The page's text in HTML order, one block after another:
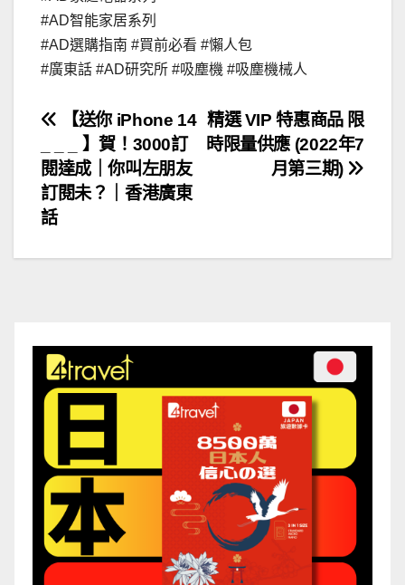
#AD智能家居系列
#AD選購指南 #買前必看 #懶人包
#廣東話 #AD研究所 #吸塵機 #吸塵機械人
文
章
導
精選 VIP 特惠商品 限
時限量供應 (2022年7
月第三期)
【送你 iPhone 14
_ _ _ 】賀！3000訂
閱達成｜你叫左朋友
訂閱未？｜香港廣東
話